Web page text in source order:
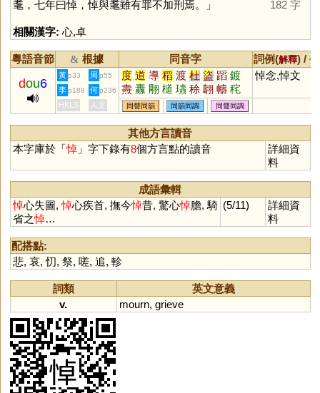
耄，七年曰悼，悼與耄雖有罪不加刑焉。」
182 字
相關漢字: 心,卓
粵語音節 & 根據 同音字 詞例(解釋) /
dou6
黃 p33 周 p55 度 道 導 稻 渡 杜 盜 蹈 鍍
燾 纛 翢 檤 瓙 稌 翿 幬 秺
芏
悼念,悼文
李 p188 何 p236
HKLS 人文 同聲同韻 同韻同調 同聲同調
其他方言讀音
本字庫於「悼」字下錄有8個方言點的讀音
詳細資
料
成語彙輯
悼心失圖,悼心疾首, 撫今悼昔, 驚心悼膽, 騎
省之悼…
(5/11)
詳細資
料
配搭點:
悲, 哀,忉, 祭, 嗟, 追, 軫
詞類
英文意義
v.
mourn, grieve